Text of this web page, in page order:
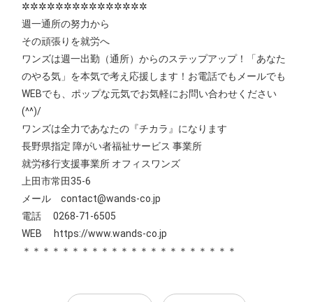
✲✲✲✲✲✲✲✲✲✲✲✲✲✲✲
週一通所の努力から
その頑張りを就労へ
ワンズは週一出勤（通所）からのステップアップ！「あなた
のやる気」を本気で考え応援します！お電話でもメールでも
WEBでも、ポップな元気でお気軽にお問い合わせください
(^^)/
ワンズは全力であなたの『チカラ』になります
長野県指定 障がい者福祉サービス 事業所
就労移行支援事業所 オフィスワンズ
上田市常田35-6
メール contact@wands-co.jp
電話 0268-71-6505
WEB
https://www.wands-co.jp
＊＊＊＊＊＊＊＊＊＊＊＊＊＊＊＊＊＊＊＊＊＊